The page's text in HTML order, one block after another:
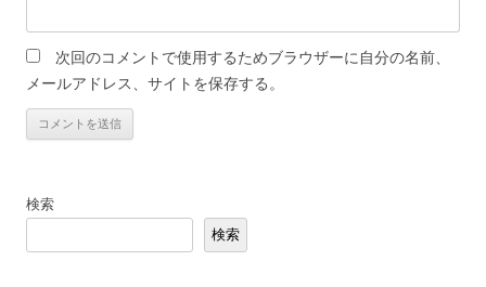
次回のコメントで使用するためブラウザーに自分の名前、
メールアドレス、サイトを保存する。
検索
検索